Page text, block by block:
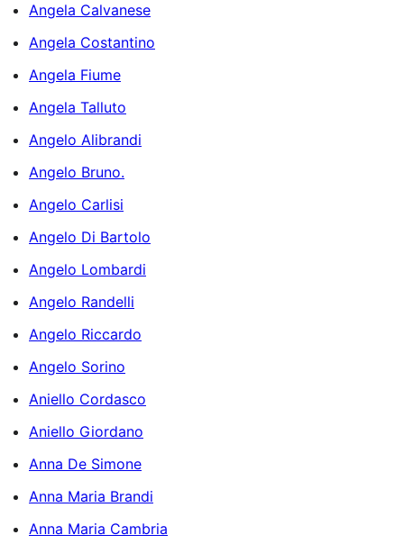
Angela Calvanese
Angela Costantino
Angela Fiume
Angela Talluto
Angelo Alibrandi
Angelo Bruno.
Angelo Carlisi
Angelo Di Bartolo
Angelo Lombardi
Angelo Randelli
Angelo Riccardo
Angelo Sorino
Aniello Cordasco
Aniello Giordano
Anna De Simone
Anna Maria Brandi
Anna Maria Cambria